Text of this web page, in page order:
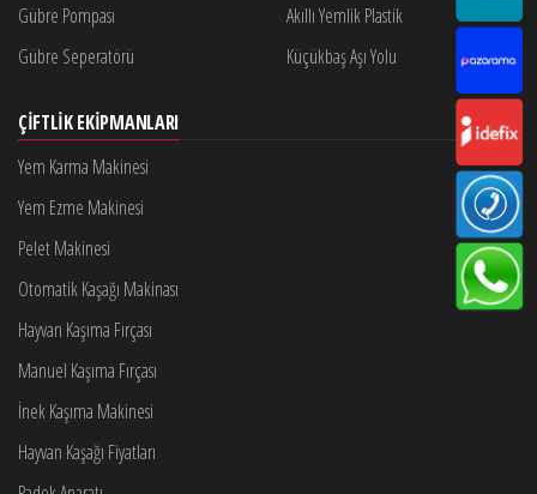
Gübre Pompası
Gübre Seperatörü
Akıllı Yemlik Plastik
Küçükbaş Aşı Yolu
ÇIFTLIK EKIPMANLARI
Yem Karma Makinesi
Yem Ezme Makinesi
Pelet Makinesi
Otomatik Kaşağı Makinası
Hayvan Kaşıma Fırçası
Manuel Kaşıma Fırçası
İnek Kaşıma Makinesi
Hayvan Kaşağı Fiyatları